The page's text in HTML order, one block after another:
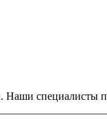
Наши специалисты